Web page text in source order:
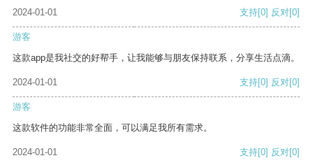
2024-01-01
支持[0] 反对[0]
游客
这款app是我社交的好帮手，让我能够与朋友保持联系，分享生活点滴。
2024-01-01 支持[0] 反对[0]
游客
这款软件的功能非常全面，可以满足我所有需求。
2024-01-01 支持[0] 反对[0]